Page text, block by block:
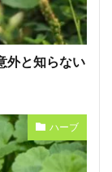
外と知らない
ハーブ